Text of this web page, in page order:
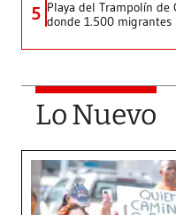
5 Playa del Trampolín de
donde 1.500 migrantes
Lo Nuevo